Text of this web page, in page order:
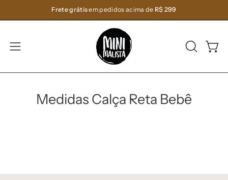
para
conteúdo
Frete grátisem pedidos acima de R$ 299
Abra
navegação
ABRA
Medidas Calça Reta Bebê